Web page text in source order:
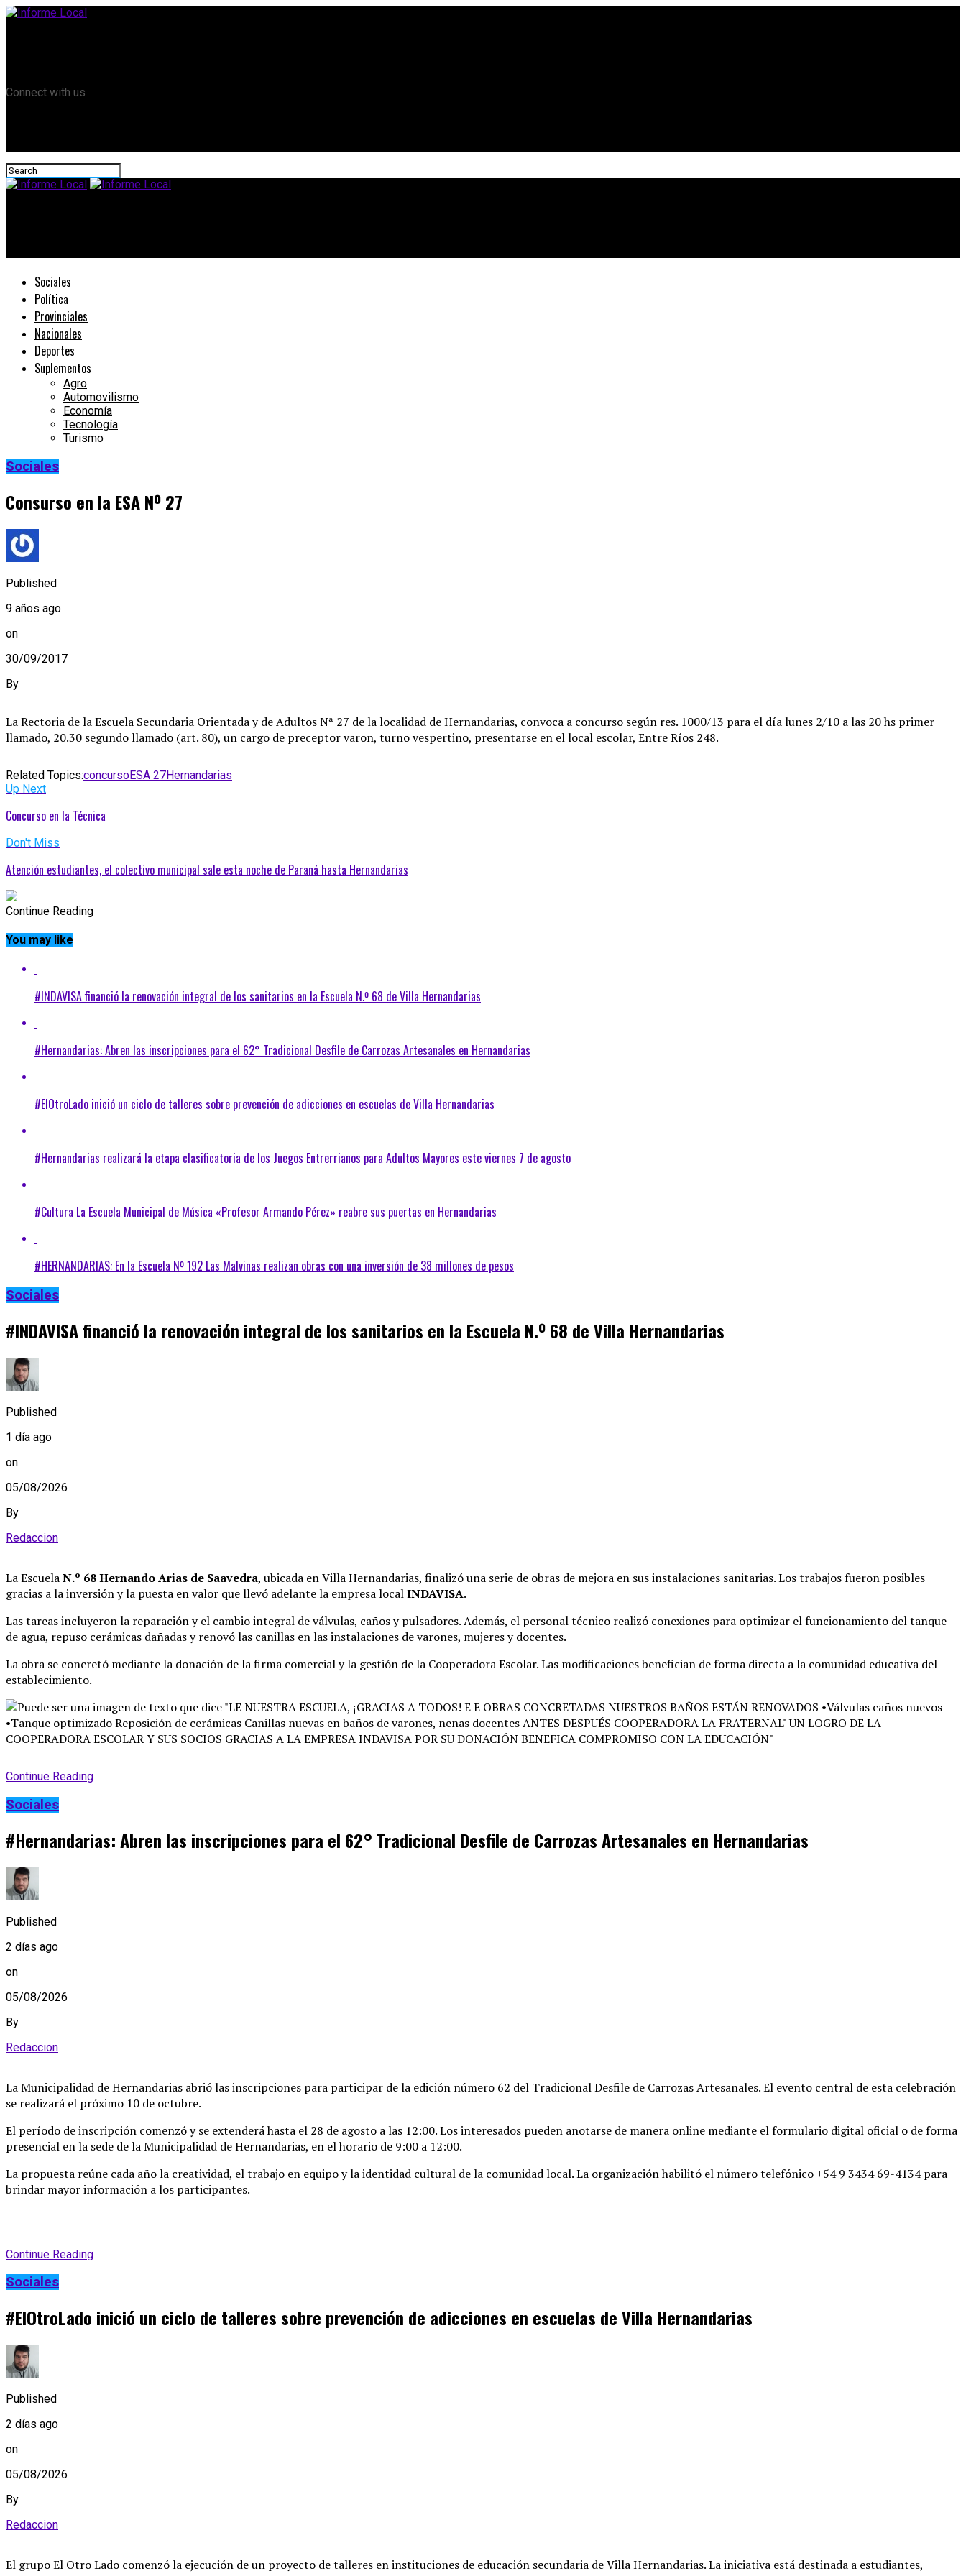
Connect with us
Sociales
Política
Provinciales
Nacionales
Deportes
Suplementos
Agro
Automovilismo
Economía
Tecnología
Turismo
Sociales
Consurso en la ESA Nº 27
Published
9 años ago
on
30/09/2017
By
La Rectoria de la Escuela Secundaria Orientada y de Adultos Nª 27 de la localidad de Hernandarias, convoca a concurso según res. 1000/13 para el día lunes 2/10 a las 20 hs primer
llamado, 20.30 segundo llamado (art. 80), un cargo de preceptor varon, turno vespertino, presentarse en el local escolar, Entre Ríos 248.
Related Topics:concursoESA 27Hernandarias
Up Next
Concurso en la Técnica
Don't Miss
Atención estudiantes, el colectivo municipal sale esta noche de Paraná hasta Hernandarias
Continue Reading
You may like
#INDAVISA financió la renovación integral de los sanitarios en la Escuela N.º 68 de Villa Hernandarias
#Hernandarias: Abren las inscripciones para el 62° Tradicional Desfile de Carrozas Artesanales en Hernandarias
#ElOtroLado inició un ciclo de talleres sobre prevención de adicciones en escuelas de Villa Hernandarias
#Hernandarias realizará la etapa clasificatoria de los Juegos Entrerrianos para Adultos Mayores este viernes 7 de agosto
#Cultura La Escuela Municipal de Música «Profesor Armando Pérez» reabre sus puertas en Hernandarias
#HERNANDARIAS: En la Escuela Nº 192 Las Malvinas realizan obras con una inversión de 38 millones de pesos
Sociales
#INDAVISA financió la renovación integral de los sanitarios en la Escuela N.º 68 de Villa Hernandarias
Published
1 día ago
on
05/08/2026
By
Redaccion
La EscuelaN.º 68 Hernando Arias de Saavedra, ubicada en Villa Hernandarias, finalizó una serie de obras de mejora en sus instalaciones sanitarias. Los trabajos fueron posibles
gracias a la inversión y la puesta en valor que llevó adelante la empresa localINDAVISA.
Las tareas incluyeron la reparación y el cambio integral de válvulas, caños y pulsadores. Además, el personal técnico realizó conexiones para optimizar el funcionamiento del tanque
de agua, repuso cerámicas dañadas y renovó las canillas en las instalaciones de varones, mujeres y docentes.
La obra se concretó mediante la donación de la firma comercial y la gestión de la Cooperadora Escolar. Las modificaciones benefician de forma directa a la comunidad educativa del
establecimiento.
Continue Reading
Sociales
#Hernandarias: Abren las inscripciones para el 62° Tradicional Desfile de Carrozas Artesanales en Hernandarias
Published
2 días ago
on
05/08/2026
By
Redaccion
La Municipalidad de Hernandarias abrió las inscripciones para participar de la edición número 62 del Tradicional Desfile de Carrozas Artesanales. El evento central de esta celebración
se realizará el próximo 10 de octubre.
El período de inscripción comenzó y se extenderá hasta el 28 de agosto a las 12:00. Los interesados pueden anotarse de manera online mediante el formulario digital oficial o de forma
presencial en la sede de la Municipalidad de Hernandarias, en el horario de 9:00 a 12:00.
La propuesta reúne cada año la creatividad, el trabajo en equipo y la identidad cultural de la comunidad local. La organización habilitó el número telefónico +54 9 3434 69-4134 para
brindar mayor información a los participantes.
Continue Reading
Sociales
#ElOtroLado inició un ciclo de talleres sobre prevención de adicciones en escuelas de Villa Hernandarias
Published
2 días ago
on
05/08/2026
By
Redaccion
El grupo El Otro Lado comenzó la ejecución de un proyecto de talleres en instituciones de educación secundaria de Villa Hernandarias. La iniciativa está destinada a estudiantes,